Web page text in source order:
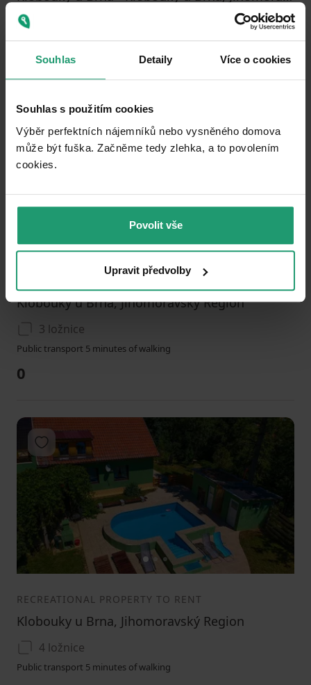
Souhlas Detaily Více o cookies
Souhlas s použitím cookies
Výběr perfektních nájemníků nebo vysněného domova
může být fuška. Začněme tedy zlehka, a to povolením
cookies.​
Povolit vše
Upravit předvolby
12 3
RECREATIONAL PROPERTY TO RENT
Klobouky u Brna, Jihomoravský Region
3 ložnice
Public transport 5 minutes of walking
0
12 3
Add to favorites
RECREATIONAL PROPERTY TO RENT
Klobouky u Brna, Jihomoravský Region
4 ložnice
Public transport 5 minutes of walking